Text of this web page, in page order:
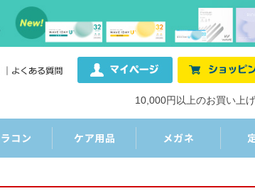
10,000円以上のお買い上